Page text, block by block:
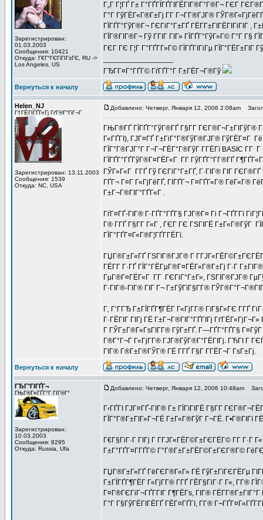
Зарегистрирован:
01.03.2003
Сообщения: 10421
Откуда: Г€Г°ГЄГіГІГ±ГЄ, RU ->
Los Angeles, US
Г„Г Г¦ГҐ Г± Г°ГҐГЇГҐГІГЁГІГ®Г°Г®Г¬ ГЄГ
Г°Г ГўГЁГ«Г®Г±Гј Г­Г Г¬Г­Г®ГЈГ®
ГЇГҐГ°ГўГ®Г¬ ГЄГіГ°Г±ГҐ ГЁГ­Г±ГІГЁГІГіГІГ ,
ГЇГ®ГІГ®Г¬ Гў ГГІГ ГІГ» ГЇГҐГ°ГўГ»Г© Г°Г Г§
ГЄГ ГЄ Г¦Г Г°ГҐГ­Г»Г© ГЇГҐГІГіГµ ГЇГ°ГЁГ±ГІГ
ГЂГ­Г¤Г°ГҐГ© ГѓГҐГ°Г Г±ГЁГ¬Г®Гў
Вернуться к началу
Helen_NJ
Г†ГЁГІГҐГ«Гј ГґГ®Г°ГіГ¬Г
Зарегистрирован: 13.11.2003
Сообщения: 1539
Откуда: NC, USA
Добавлено: Четверг, Января 12, 2006 2:08am
ГЊГ®ГҐ ГЇГҐГ°ГўГ®ГҐ Г§Г­Г ГЄГ®Г¬Г±ГІГўГ®
Г«ГҐГІ), ГЈГ¤ГҐ Г±ГіГ°Г®ГўГ®ГЈГ® ГўГЁГ¤Г
ГЇГ°Г®ГЈГ°Г Г¬Г¬ГЁГ°Г®ГўГ Г­ГЁГї BASIC Г­Г
ГЇГҐГ°ГҐГўГ®Г¤ГЁГ«Г Г­Г ГўГҐГ°Г­Г®ГҐ
ГЎГ»Г«Г Г­ГҐ Гў ГЄГіГ°Г±ГҐ, Г·ГІГ® ГІГ
ГҐГ¬ Г¤Г Г«ГјГёГҐ, ГІГҐГ¬ Г¤ГҐГ«Г® ГёГ«Г®
Г±Г¬Г®ГІГ°ГҐГ«Г .
ГѓГ¤ГҐ-ГІГ® Г·ГҐГ°ГҐГ§ ГЈГ®Г¤ Гі Г¬ГҐГ­Гї
Г® Г­ГҐ Г§Г­Г Г«Г , ГЄГ ГЄ ГЅГІГЁ Г±Г«Г®ГўГ
ГЇГ°ГҐГ¤Г«Г®Г¦ГҐГ­ГЁГї.
ГЏГ®Г±Г«ГҐ ГЅГІГ®ГЈГ® Г
ГЁГ­Г Г·ГҐ ГЇГ°ГЁГµГ®Г¤ГЁГ«Г®Г±Гј Г·Г
ГµГ®Г¤ГЁГ«Г Г­Г ГЄГіГ°Г±Г», ГЅГІГ®ГЈГ®
Г·ГІГ®-ГІГ® ГІГ Г¬ Г±ГўГїГ§Г­Г® ГЎГ®Г°Г¬Г®ГІГ
Г‚ Г‘ГГЂ Г±ГЇГҐГ¶ГЁГ Г«ГјГ­Г® ГїГ§Г»ГЄ Г­ГҐ
Г·ГЁГІГ ГІГј ГЁ Г±Г¬Г®ГІГ°ГҐГІГј
Г ГЎГ±Г®Г«ГѕГІГ­Г® ГўГ±ГҐ. Г—ГҐГ°ГҐГ§
Г®Г°Г¬Г Г«ГјГ­Г® ГЈГ®ГўГ®Г°ГЁГІГј. ГЋГІ Г
ГІГ® Г®Г±Г®ГЎГ® ГЁ Г­ГҐ Г§Г Г­ГЁГ¬Г ГѕГ±Гј.
Вернуться к началу
ГЂГ°ГІГҐГ¬
ГЊГ®Г¤ГҐГ°Г ГІГ®Г°
Зарегистрирован:
10.03.2003
Сообщения: 8295
Откуда: Russia, Ufa
Добавлено: Четверг, Января 12, 2006 10:48am
Г‹ГҐГІ ГЈГ¤ГҐ-ГІГ® Г± ГЇГїГІГЁ Г§Г­Г
ГЇГ°Г®Г±ГІГ»Г¬ГЁ Г±Г«Г®ГўГ Г¬ГЁ. Г•Г®ГІГї
Г€Г§ГіГ·Г ГІГј Г Г­ГЈГ«ГЁГ©Г±ГЄГЁГ© Г­Г Г·Г
Г±Г°ГҐГ¤Г­ГҐГ© Г°Г®Г±Г±ГЁГ©Г±ГЄГ®Г©
ГЏГ®Г±Г«ГҐ ГёГЄГ®Г«Г» ГЁ ГўГ±ГїГЄГЁГµ
Г±ГЇГҐГ¶ГЁГ Г«ГјГ­Г® Г­ГҐ ГЁГ§ГіГ·Г Г«, Г­Г®
Г¤Г®ГЄГіГ¬ГҐГ­ГІГ Г¶ГЁГѕ, ГІГ®
Г°Г Г§ГўГЁГІГЁГҐ ГЁГ¤ГҐГІ, Г­Г®